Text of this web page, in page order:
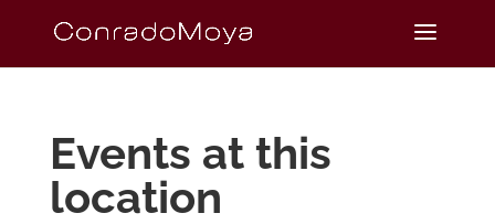
Events at this
location